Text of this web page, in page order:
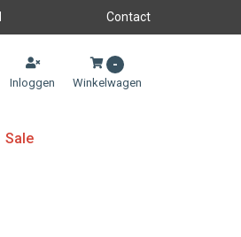
Contact
Inloggen
-
Winkelwagen
Sale